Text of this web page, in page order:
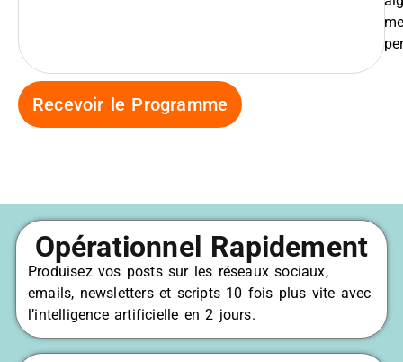
Recevoir le Programme
Opérationnel Rapidement
Produisez vos posts sur les réseaux sociaux,
emails, newsletters et scripts 10 fois plus vite avec
l’intelligence artificielle en 2 jours.